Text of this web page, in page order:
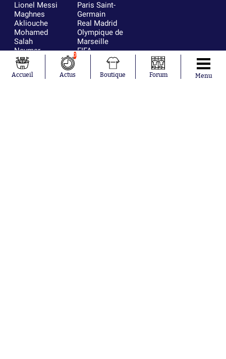
Lionel Messi
Maghnes
Akliouche
Mohamed
Salah
Neymar
Julián Álvarez
Ferrán Torres
Kilian Corredor
Paris Saint-
Germain
Real Madrid
Olympique de
Marseille
FIFA
FC Barcelone
Argentine
Olympique
Accueil
0
Actus Boutique Forum Menu